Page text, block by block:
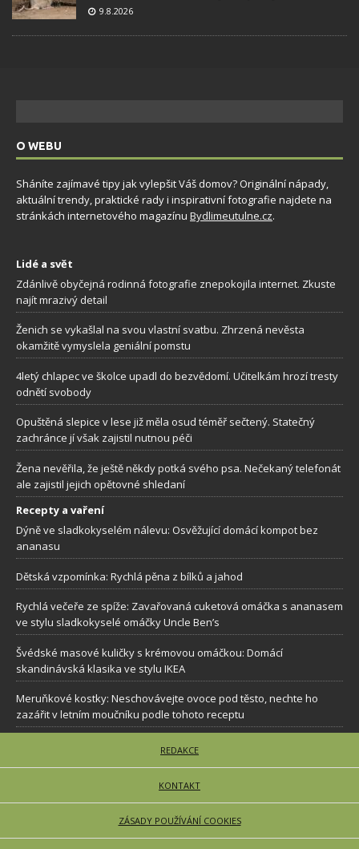
9.8.2026
O WEBU
Sháníte zajímavé tipy jak vylepšit Váš domov? Originální nápady,
aktuální trendy, praktické rady i inspirativní fotografie najdete na
stránkách internetového magazínu Bydlimeutulne.cz.
Lidé a svět
Zdánlivě obyčejná rodinná fotografie znepokojila internet. Zkuste
najít mrazivý detail
Ženich se vykašlal na svou vlastní svatbu. Zhrzená nevěsta
okamžitě vymyslela geniální pomstu
4letý chlapec ve školce upadl do bezvědomí. Učitelkám hrozí tresty
odnětí svobody
Opuštěná slepice v lese již měla osud téměř sečtený. Statečný
zachránce jí však zajistil nutnou péči
Žena nevěřila, že ještě někdy potká svého psa. Nečekaný telefonát
ale zajistil jejich opětovné shledaní
Recepty a vaření
Dýně ve sladkokyselém nálevu: Osvěžující domácí kompot bez
ananasu
Dětská vzpomínka: Rychlá pěna z bílků a jahod
Rychlá večeře ze spíže: Zavařovaná cuketová omáčka s ananasem
ve stylu sladkokyselé omáčky Uncle Ben’s
Švédské masové kuličky s krémovou omáčkou: Domácí
skandinávská klasika ve stylu IKEA
Meruňkové kostky: Neschovávejte ovoce pod těsto, nechte ho
zazářit v letním moučníku podle tohoto receptu
REDAKCE
KONTAKT
ZÁSADY POUŽÍVÁNÍ COOKIES